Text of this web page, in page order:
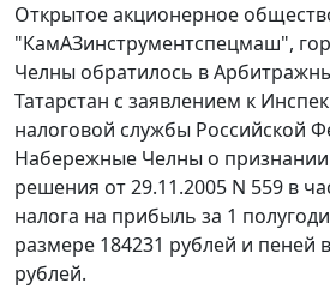
Открытое акционерное
"КамАЗинструментспецмаш",
Челны обратилось в
Татарстан с заявлением к
налоговой службы Российской
Набережные Челны о
решения от 29.11.2005 N 559 в
налога на прибыль за 1
размере 184231 рублей и пеней
рублей.